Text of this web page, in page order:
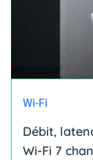
Wi-Fi
Débit,
Wi-Fi 7